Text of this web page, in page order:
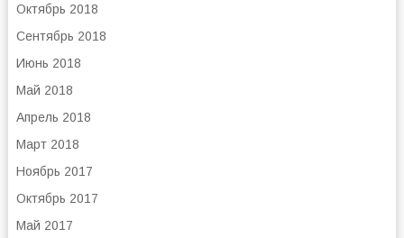
Октябрь 2018
Сентябрь 2018
Июнь 2018
Май 2018
Апрель 2018
Март 2018
Ноябрь 2017
Октябрь 2017
Май 2017